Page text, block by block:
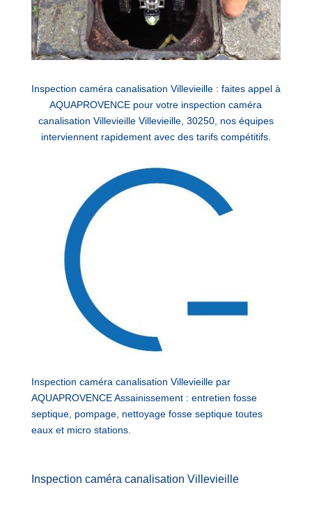
Inspection caméra canalisation Villevieille : faites appel à
AQUAPROVENCE pour votre inspection caméra
canalisation Villevieille Villevieille, 30250, nos équipes
interviennent rapidement avec des tarifs compétitifs.
Inspection caméra canalisation Villevieille par
AQUAPROVENCE Assainissement : entretien fosse
septique, pompage, nettoyage fosse septique toutes
eaux et micro stations.
Inspection caméra canalisation Villevieille